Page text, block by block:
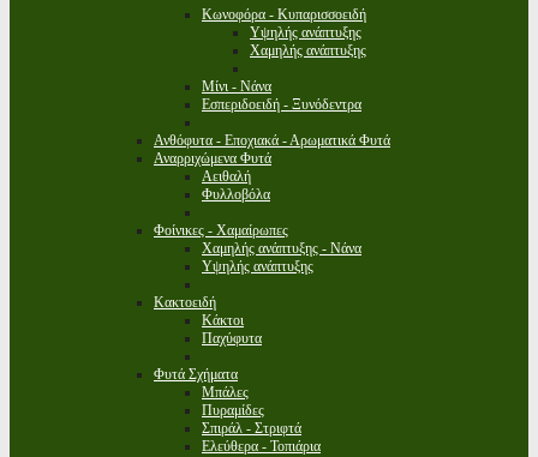
Κωνοφόρα - Κυπαρισσοειδή
Υψηλής ανάπτυξης
Χαμηλής ανάπτυξης
Μίνι - Νάνα
Εσπεριδοειδή - Ξυνόδεντρα
Ανθόφυτα - Εποχιακά - Αρωματικά Φυτά
Αναρριχώμενα Φυτά
Αειθαλή
Φυλλοβόλα
Φοίνικες - Χαμαίρωπες
Χαμηλής ανάπτυξης - Νάνα
Υψηλής ανάπτυξης
Κακτοειδή
Κάκτοι
Παχύφυτα
Φυτά Σχήματα
Μπάλες
Πυραμίδες
Σπιράλ - Στριφτά
Ελεύθερα - Τοπιάρια